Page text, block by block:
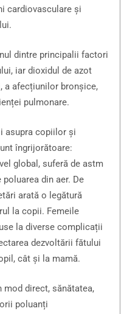
cardiovasculare și
dintre principalii factori
iar dioxidul de azot
a afecțiunilor bronșice,
pulmonare.
asupra copiilor și
îngrijorătoare:
global, suferă de astm
din aer. De
arată o legătură
la copii. Femeile
la diverse complicații
dezvoltării fătului
cât și la mamă.
mod direct, sănătatea,
poluanți